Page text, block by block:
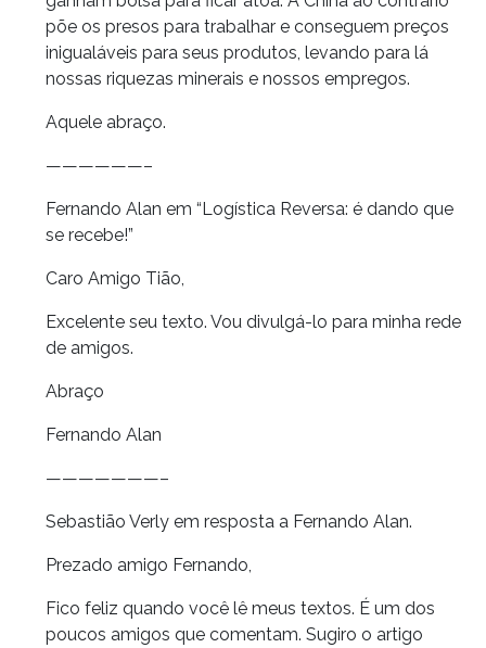
põe os presos para trabalhar e conseguem preços
inigualáveis para seus produtos, levando para lá
nossas riquezas minerais e nossos empregos.
Aquele abraço.
——————–
Fernando Alan em “Logística Reversa: é dando que
se recebe!”
Caro Amigo Tião,
Excelente seu texto. Vou divulgá-lo para minha rede
de amigos.
Abraço
Fernando Alan
———————–
Sebastião Verly em resposta a Fernando Alan.
Prezado amigo Fernando,
Fico feliz quando você lê meus textos. É um dos
poucos amigos que comentam. Sugiro o artigo